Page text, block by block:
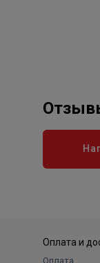
Оплата и
Оплата